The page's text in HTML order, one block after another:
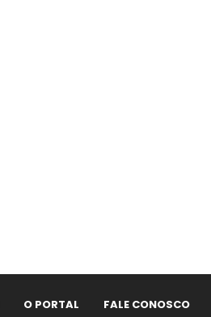
O PORTAL FALE CONOSCO